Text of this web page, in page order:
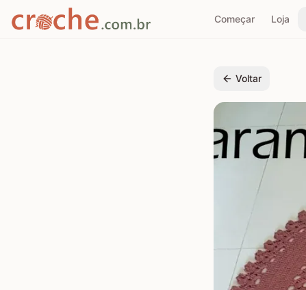
Começar Loja
Voltar